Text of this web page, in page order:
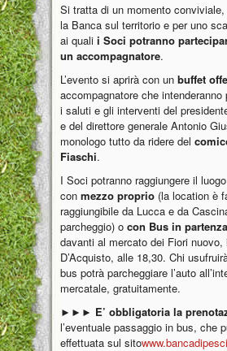
Si tratta di un momento
la Banca sul territorio e per uno
ai quali i Soci potranno
un accompagnatore.
L’evento si aprirà con un buffet
accompagnatore che intenderanno
i saluti e gli interventi del
e del direttore generale Antonio
monologo tutto da ridere del
Fiaschi.
I Soci potranno raggiungere il
con mezzo proprio (la location è
raggiungibile da Lucca e da
parcheggio) o con Bus in
davanti al mercato dei Fiori
D’Acquisto, alle 18,30. Chi
bus potrà parcheggiare l’auto
mercatale, gratuitamente.
►►► E’ obbligatoria la
l’eventuale passaggio in bus, che
effettuata sul sito